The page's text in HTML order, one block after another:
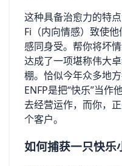
这种具备治愈力的特
Fi（内向情感）致使他
感同身受。帮你将坏
达成了一项堪称伟大
棚。恰似今年众多地方
ENFP是把“快乐”当作
去经营运作，而你，
个客户。
如何捕获一只快乐